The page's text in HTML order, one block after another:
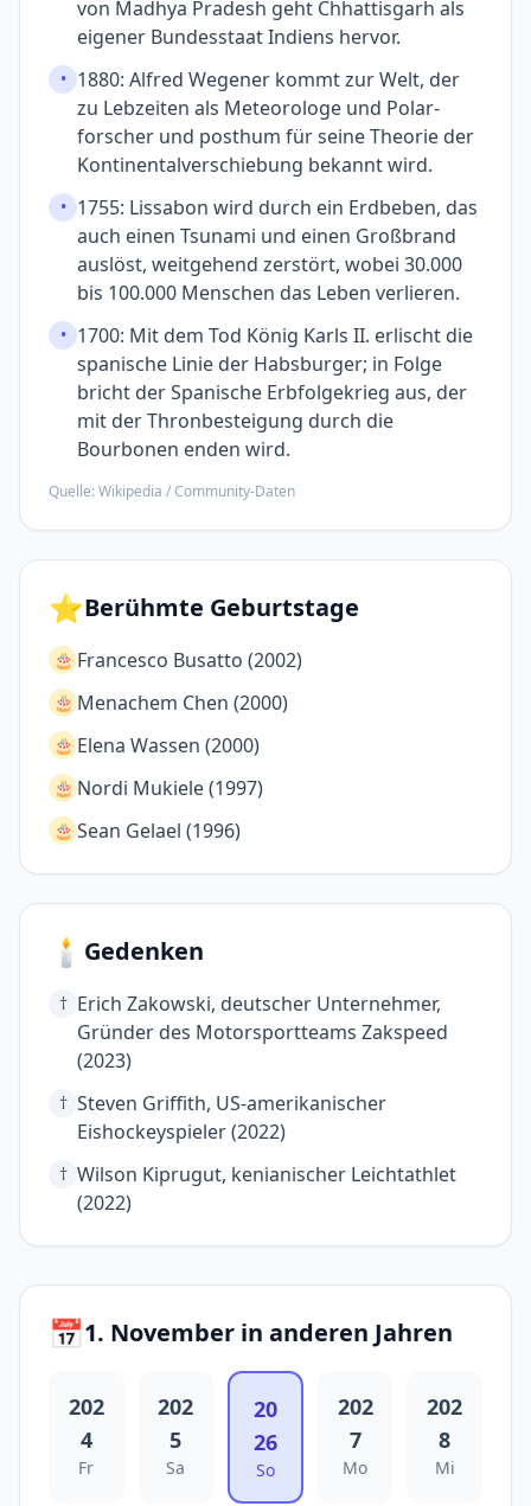
von Madhya Pradesh geht Chhattis­garh als
eigener Bundes­staat Indiens hervor.
• 1880: Alfred Wegener kommt zur Welt, der
zu Leb­zeiten als Meteoro­loge und Polar­
forscher und post­hum für seine Theorie der
Kontinental­verschiebung bekannt wird.
• 1755: Lissabon wird durch ein Erdbeben, das
auch einen Tsunami und einen Groß­brand
auslöst, weit­gehend zer­stört, wobei 30.000
bis 100.000 Menschen das Leben verlieren.
• 1700: Mit dem Tod König Karls II. erlischt die
spanische Linie der Habsburger; in Folge
bricht der Spanische Erbfolge­krieg aus, der
mit der Thron­besteigung durch die
Bourbonen enden wird.
Quelle: Wikipedia / Community-Daten
⭐Berühmte Geburtstage
🎂 Francesco Busatto (2002)
🎂 Menachem Chen (2000)
🎂 Elena Wassen (2000)
🎂 Nordi Mukiele (1997)
🎂 Sean Gelael (1996)
🕯️ Gedenken
† Erich Zakowski, deutscher Unternehmer,
Gründer des Motorsportteams Zakspeed
(2023)
† Steven Griffith, US-amerikanischer
Eishockeyspieler (2022)
† Wilson Kiprugut, kenianischer Leichtathlet
(2022)
📅1. November in anderen Jahren
202
4
Fr
202
5
Sa
20
26
So
202
7
Mo
202
8
Mi